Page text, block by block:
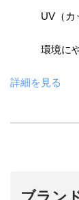
UV（カッ
環境にや
詳細を見る